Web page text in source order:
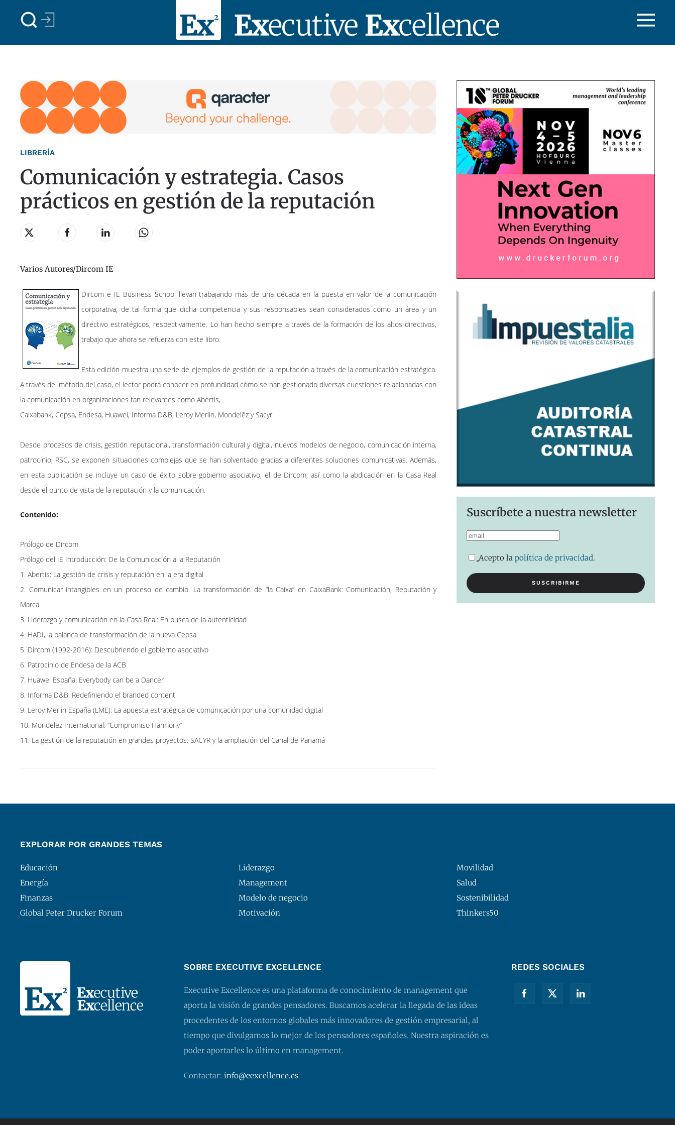
Skip to main content
LIBRERÍA
Comunicación y estrategia. Casos
prácticos en gestión de la reputación
Varios Autores/Dircom IE
Dircom e IE Business School llevan trabajando más de una década en la puesta en valor de la comunicación
corporativa, de tal forma que dicha competencia y sus responsables sean considerados como un área y un
directivo estratégicos, respectivamente. Lo han hecho siempre a través de la formación de los altos directivos,
trabajo que ahora se refuerza con este libro.
Esta edición muestra una serie de ejemplos de gestión de la reputación a través de la comunicación estratégica.
A través del método del caso, el lector podrá conocer en profundidad cómo se han gestionado diversas cuestiones relacionadas con
la comunicación en organizaciones tan relevantes como Abertis,
Caixabank, Cepsa, Endesa, Huawei, Informa D&B, Leroy Merlin, Mondelēz y Sacyr.
Desde procesos de crisis, gestión reputacional, transformación cultural y digital, nuevos modelos de negocio, comunicación interna,
patrocinio, RSC, se exponen situaciones complejas que se han solventado gracias a diferentes soluciones comunicativas. Además,
en esta publicación se incluye un caso de éxito sobre gobierno asociativo, el de Dircom, así como la abdicación en la Casa Real
desde el punto de vista de la reputación y la comunicación.
Contenido:
Prólogo de Dircom
Prólogo del IE Introducción: De la Comunicación a la Reputación
1. Abertis: La gestión de crisis y reputación en la era digital
2. Comunicar intangibles en un proceso de cambio. La transformación de “la Caixa” en CaixaBank: Comunicación, Reputación y
Marca
3. Liderazgo y comunicación en la Casa Real: En busca de la autenticidad
4. HADI, la palanca de transformación de la nueva Cepsa
5. Dircom (1992-2016): Descubriendo el gobierno asociativo
6. Patrocinio de Endesa de la ACB
7. Huawei España: Everybody can be a Dancer
8. Informa D&B: Redefiniendo el branded content
9. Leroy Merlin España (LME): La apuesta estratégica de comunicación por una comunidad digital
10. Mondelēz International: “Compromiso Harmony”
11. La gestión de la reputación en grandes proyectos: SACYR y la ampliación del Canal de Panamá
Suscríbete a nuestra newsletter
Acepto lapolítica de privacidad.
EXPLORAR POR GRANDES TEMAS
Educación
Energía
Finanzas
Global Peter Drucker Forum
Liderazgo
Management
Modelo de negocio
Motivación
Movilidad
Salud
Sostenibilidad
Thinkers50
SOBRE EXECUTIVE EXCELLENCE
Executive Excellence es una plataforma de conocimiento de management que
aporta la visión de grandes pensadores. Buscamos acelerar la llegada de las ideas
procedentes de los entornos globales más innovadores de gestión empresarial, al
tiempo que divulgamos lo mejor de los pensadores españoles. Nuestra aspiración es
poder aportarles lo último en management.
Contactar: info@eexcellence.es
REDES SOCIALES